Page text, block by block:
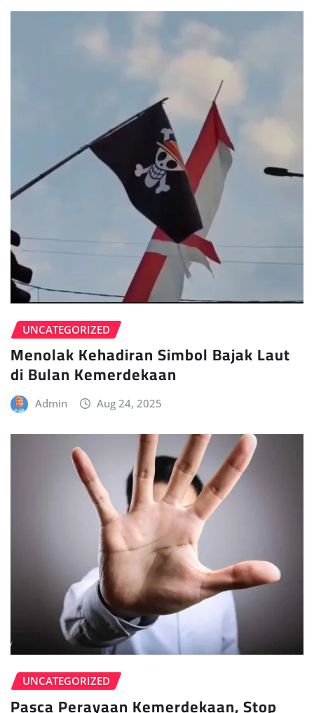
UNCATEGORIZED
Menolak Kehadiran Simbol Bajak Laut
di Bulan Kemerdekaan
Admin Aug 24, 2025
UNCATEGORIZED
Pasca Perayaan Kemerdekaan, Stop